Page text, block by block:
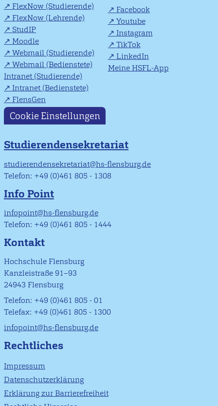
FlexNow (Studierende)
FlexNow (Lehrende)
StudIP
Moodle
Webmail (Studierende)
Webmail (Bedienstete)
Intranet (Studierende)
Intranet (Bedienstete)
FlensGen
Facebook
Youtube
Instagram
TikTok
LinkedIn
Meine HSFL-App
Cookie Einstellungen
Studierendensekretariat
studierendensekretariat@hs-flensburg.de
Telefon: +49 (0)461 805 - 1308
Info Point
infopoint@hs-flensburg.de
Telefon: +49 (0)461 805 - 1444
Kontakt
Hochschule Flensburg
Kanzleistraße 91–93
24943 Flensburg
Telefon: +49 (0)461 805 - 01
Telefax: +49 (0)461 805 - 1300
infopoint@hs-flensburg.de
Rechtliches
Impressum
Datenschutzerklärung
Erklärung zur Barrierefreiheit